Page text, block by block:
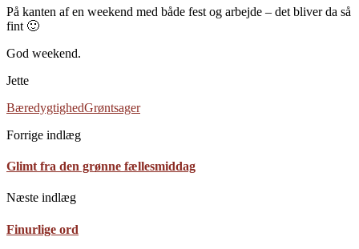
På kanten af en weekend med både fest og arbejde – det bliver da så
fint 🙂
God weekend.
Jette
BæredygtighedGrøntsager
Forrige indlæg
Glimt fra den grønne fællesmiddag
Næste indlæg
Finurlige ord